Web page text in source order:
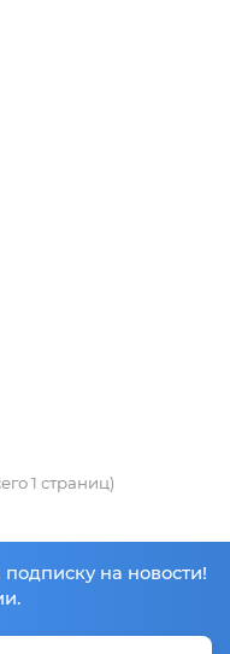
1 страниц)
на новости!